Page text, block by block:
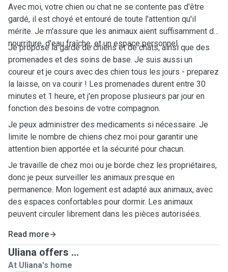
Avec moi, votre chien ou chat ne se contente pas d'être
gardé, il est choyé et entouré de toute l'attention qu'il
mérite. Je m'assure que les animaux aient suffisamment de
nourriture, d'eau fraîche, et un espace personnel.
Je propose la garde de chiens et de chats, ainsi que des
promenades et des soins de base. Je suis aussi un
coureur et je cours avec des chien tous les jours - preparez
la laisse, on va courir ! Les promenades durent entre 30
minutes et 1 heure, et j'en propose plusieurs par jour en
fonction des besoins de votre compagnon.
Je peux administrer des medicaments si nécessaire. Je
limite le nombre de chiens chez moi pour garantir une
attention bien apportée et la sécurité pour chacun.
Je travaille de chez moi ou je borde chez les propriétaires,
donc je peux surveiller les animaux presque en
permanence. Mon logement est adapté aux animaux, avec
des espaces confortables pour dormir. Les animaux
peuvent circuler librement dans les pièces autorisées.
Read more
Uliana offers ...
At Uliana's home